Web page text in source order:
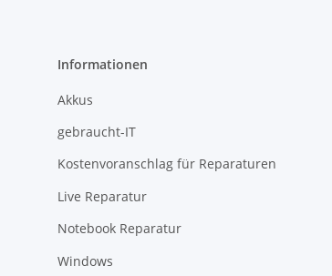
Informationen
Akkus
gebraucht-IT
Kostenvoranschlag für Reparaturen
Live Reparatur
Notebook Reparatur
Windows